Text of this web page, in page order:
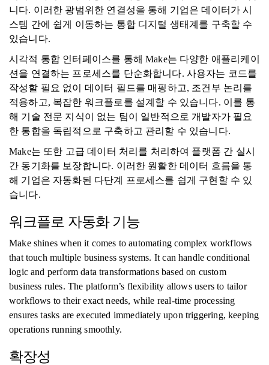
니다. 이러한 광범위한 연결성을 통해 기업은 데이터가 시
스템 간에 쉽게 이동하는 통합 디지털 생태계를 구축할 수
있습니다.
시각적 통합 인터페이스를 통해 Make는 다양한 애플리케이
션을 연결하는 프로세스를 단순화합니다. 사용자는 코드를
작성할 필요 없이 데이터 필드를 매핑하고, 조건부 논리를
적용하고, 복잡한 워크플로를 설계할 수 있습니다. 이를 통
해 기술 전문 지식이 없는 팀이 일반적으로 개발자가 필요
한 통합을 독립적으로 구축하고 관리할 수 있습니다.
Make는 또한 고급 데이터 처리를 처리하여 플랫폼 간 실시
간 동기화를 보장합니다. 이러한 원활한 데이터 흐름을 통
해 기업은 자동화된 다단계 프로세스를 쉽게 구현할 수 있
습니다.
워크플로 자동화 기능
Make shines when it comes to automating complex workflows
that touch multiple business systems. It can handle conditional
logic and perform data transformations based on custom
business rules. The platform’s flexibility allows users to tailor
workflows to their exact needs, while real-time processing
ensures tasks are executed immediately upon triggering, keeping
operations running smoothly.
확장성